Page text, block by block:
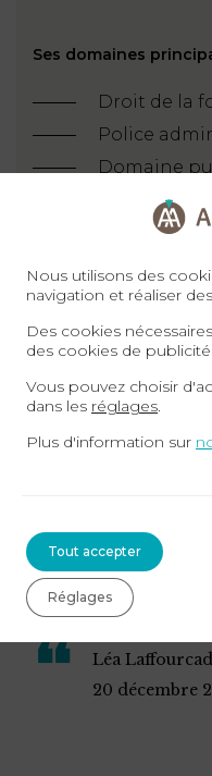
Ses domaines
Droit de la
Police
Domaine
personnes
Contrats
publiques
Droit
Léa
20 décembre
Nous utilisons des
navigation et réaliser
Des cookies
des cookies de
Vous pouvez choisir
dans les réglages
Plus d'information sur
Tout accepter
Réglages